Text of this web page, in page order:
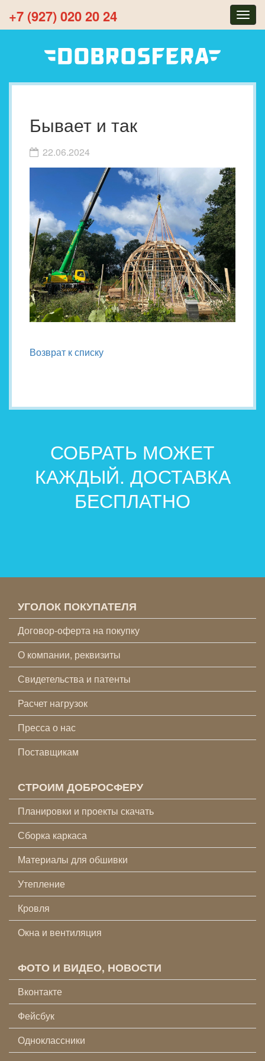
+7 (927) 020 20 24
Бывает и так
22.06.2024
Возврат к списку
СОБРАТЬ МОЖЕТ
КАЖДЫЙ. ДОСТАВКА
БЕСПЛАТНО
УГОЛОК ПОКУПАТЕЛЯ
Договор-оферта на покупку
О компании, реквизиты
Свидетельства и патенты
Расчет нагрузок
Пресса о нас
Поставщикам
СТРОИМ ДОБРОСФЕРУ
Планировки и проекты скачать
Сборка каркаса
Материалы для обшивки
Утепление
Кровля
Окна и вентиляция
ФОТО И ВИДЕО, НОВОСТИ
Вконтакте
Фейсбук
Одноклассники